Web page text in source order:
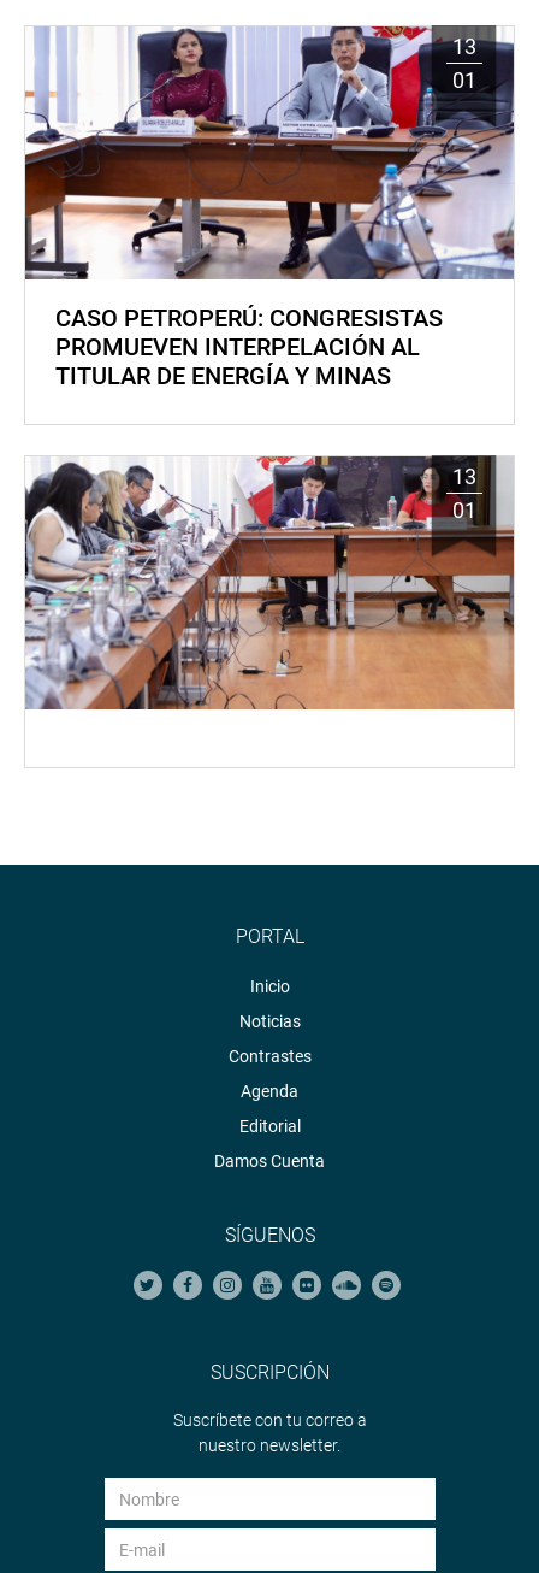
13
01
CASO PETROPERÚ: CONGRESISTAS
PROMUEVEN INTERPELACIÓN AL
TITULAR DE ENERGÍA Y MINAS
13
01
PORTAL
Inicio
Noticias
Contrastes
Agenda
Editorial
Damos Cuenta
SÍGUENOS
SUSCRIPCIÓN
Suscríbete con tu correo a
nuestro newsletter.